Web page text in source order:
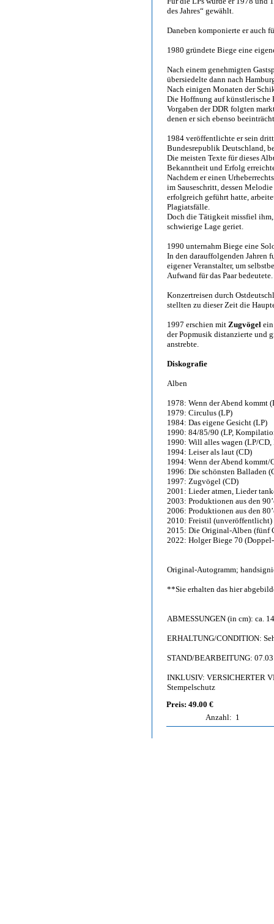
des Jahres“ gewählt.
Daneben komponierte er auch
1980 gründete Biege eine
Nach einem genehmigten
übersiedelte dann nach
Nach einigen Monaten der
Die Hoffnung auf
Vorgaben der DDR folgten
denen er sich ebenso
1984 veröffentlichte er sein
Bundesrepublik Deutschland,
Die meisten Texte für dieses
Bekanntheit und Erfolg
Nachdem er einen
im Sauseschritt, dessen
erfolgreich geführt hatte,
Plagiatsfälle.
Doch die Tätigkeit missfiel
schwierige Lage geriet.
1990 unternahm Biege eine
In den darauffolgenden Jahren
eigener Veranstalter, um
Aufwand für das Paar bedeutete.
Konzertreisen durch
stellten zu dieser Zeit die
1997 erschien mit Zugvögel
der Popmusik distanzierte und
anstrebte.
Diskografie
Alben
1978: Wenn der Abend kommt
1979: Circulus (LP)
1984: Das eigene Gesicht (LP)
1990: 84/85/90 (LP,
1990: Will alles wagen (LP/
1994: Leiser als laut (CD)
1994: Wenn der Abend kommt/
1996: Die schönsten Balladen
1997: Zugvögel (CD)
2001: Lieder atmen, Lieder
2003: Produktionen aus den
2006: Produktionen aus den
2010: Freistil (unveröffentlicht)
2015: Die Original-Alben (fünf
2022: Holger Biege 70
Original-Autogramm;
**Sie erhalten das hier
ABMESSUNGEN (in cm): ca.
ERHALTUNG/CONDITION:
STAND/BEARBEITUNG:
INKLUSIV: VERSICHERTER
Stempelschutz
Preis: 49.00 €
Anzahl: 1